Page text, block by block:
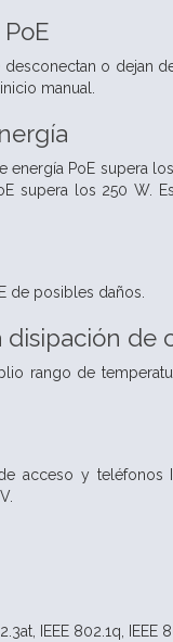
o dejan
manual.
PoE supera
supera los 250 W.
de posibles daños.
de
rango de
acceso y teléfonos
IEEE 802.1q, IEEE